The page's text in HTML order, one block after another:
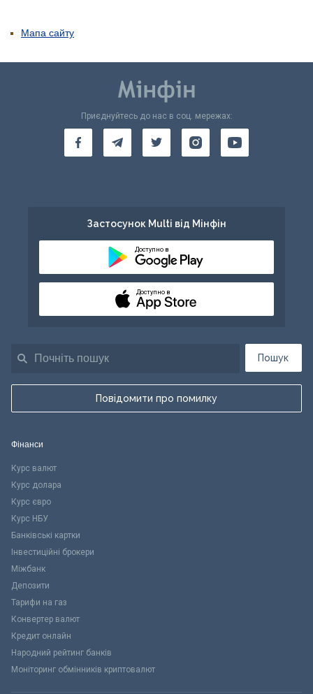
Мапа сайту
Пошук
Повідомити про помилку
Приєднуйтесь до нас в соц. мережах:
Застосунок Multi від Мінфін
Доступно в
Доступно в
Фінанси
Курс валют
Курс долара
Курс євро
Курс НБУ
Банківські картки
Інвестиційні брокери
Міжбанк
Депозити
Тарифи на газ
Конвертер валют
Кредит онлайн
Народний рейтинг банків
Моніторинг обмінників криптовалют